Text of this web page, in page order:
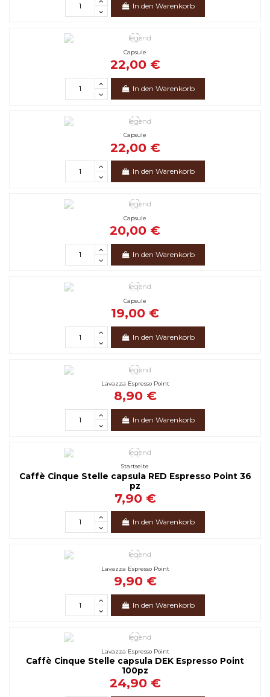
In den Warenkorb
Capsule
22,00 €
In den Warenkorb
Capsule
22,00 €
In den Warenkorb
Capsule
20,00 €
In den Warenkorb
Capsule
19,00 €
In den Warenkorb
Lavazza Espresso Point
8,90 €
In den Warenkorb
Startseite
Caffè Cinque Stelle capsula RED Espresso Point 36
pz
7,90 €
In den Warenkorb
Lavazza Espresso Point
9,90 €
In den Warenkorb
Lavazza Espresso Point
Caffè Cinque Stelle capsula DEK Espresso Point
100pz
24,90 €